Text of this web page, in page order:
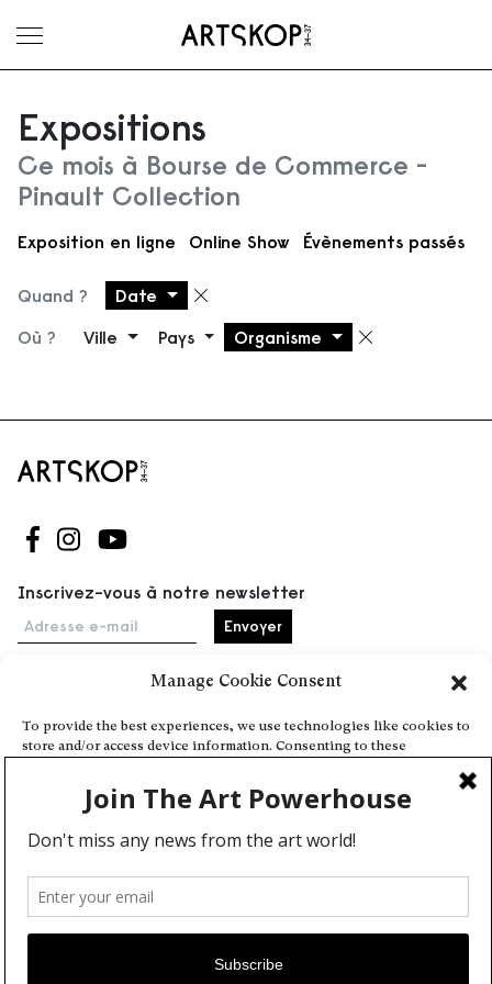
Manage Cookie Consent
To provide the best experiences, we use technologies like cookies to
store and/or access device information. Consenting to these
or unique IDs on this site. Not consenting or withdrawing consent,
may adversely affect certain features and functions.
Deny
View preferences
Ouvrir le menu
Expositions
Ce mois à Bourse de Commerce -
Pinault Collection
Exposition en ligne Online Show Évènements passés
Quand ? Date Supprimer le filtre
Où ? Ville Pays Organisme
Suivez-nous sur Facebook
Suivez-nous sur Instagram
Suivez-nous sur Youtube
Inscrivez-vous à notre newsletter
Adresse e-mail
Accueil
Événements
À propos
Partenaires
Contact
Conditions générales
Confidentialité et cookies
Communiquer votre événement